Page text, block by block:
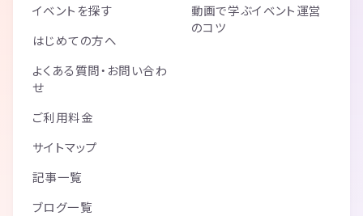
イベントを探す
はじめての方へ
よくある質問・お問い合わ
せ
ご利用料金
サイトマップ
記事一覧
ブログ一覧
動画で学ぶイベント運営
のコツ